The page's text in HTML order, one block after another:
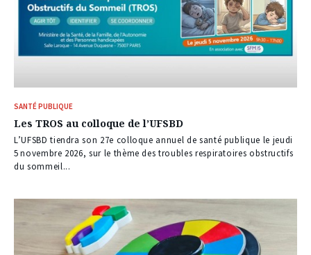
SANTÉ PUBLIQUE
Les TROS au colloque de l’UFSBD
L’UFSBD tiendra son 27e colloque annuel de santé publique le jeudi
5 novembre 2026, sur le thème des troubles respiratoires obstructifs
du sommeil...